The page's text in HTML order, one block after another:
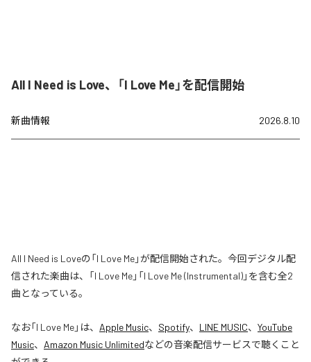
All I Need is Love、「I Love Me」を配信開始
新曲情報 2026.8.10
All I Need is Loveの「I Love Me」が配信開始された。今回デジタル配
信された楽曲は、「I Love Me」「I Love Me (Instrumental)」を含む全2
曲となっている。
なお「I Love Me」は、 Apple Music、 Spotify、 LINE MUSIC、 YouTube
Music、 Amazon Music Unlimitedなどの音楽配信サービスで聴くこと